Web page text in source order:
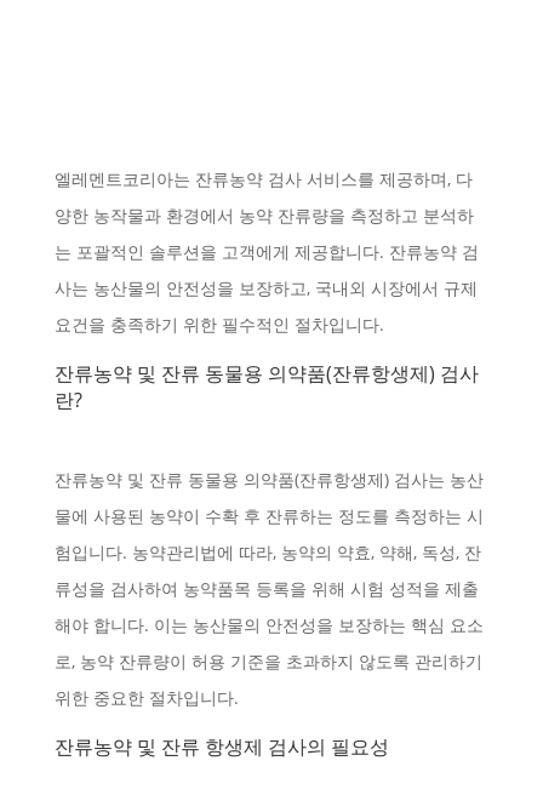
엘레멘트코리아는 잔류농약 검사 서비스를 제공하며, 다
양한 농작물과 환경에서 농약 잔류량을 측정하고 분석하
는 포괄적인 솔루션을 고객에게 제공합니다. 잔류농약 검
사는 농산물의 안전성을 보장하고, 국내외 시장에서 규제
요건을 충족하기 위한 필수적인 절차입니다.
잔류농약 및 잔류 동물용 의약품(잔류항생제) 검사
란?
잔류농약 및 잔류 동물용 의약품(잔류항생제) 검사는 농산
물에 사용된 농약이 수확 후 잔류하는 정도를 측정하는 시
험입니다. 농약관리법에 따라, 농약의 약효, 약해, 독성, 잔
류성을 검사하여 농약품목 등록을 위해 시험 성적을 제출
해야 합니다. 이는 농산물의 안전성을 보장하는 핵심 요소
로, 농약 잔류량이 허용 기준을 초과하지 않도록 관리하기
위한 중요한 절차입니다.
잔류농약 및 잔류 항생제 검사의 필요성